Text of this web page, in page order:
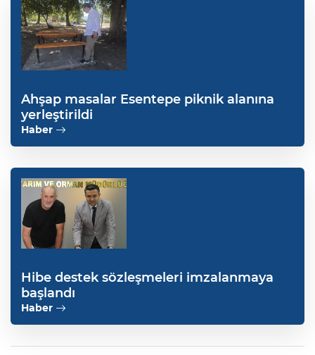
Ahşap masalar Esentepe piknik alanına
yerleştirildi
Haber
Hibe destek sözleşmeleri imzalanmaya
başlandı
Haber